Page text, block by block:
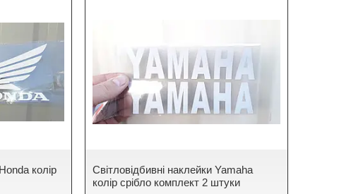
колір
Світловідбивні наклейки Yamaha
колір срібло комплект 2 штуки